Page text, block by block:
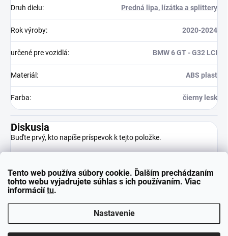
Tento web používa súbory cookie. Ďalším prechádzaním
tohto webu vyjadrujete súhlas s ich používaním. Viac
informáciítu.
Nastavenie
Druh dielu: Predná lipa, lízátka a splittery
Rok výroby: 2020-2024
určené pre vozidlá: BMW 6 GT - G32 LCI
Materiál : ABS plast
Farba: čierny lesk
Diskusia
Buďte prvý, kto napíše príspevok k tejto položke.
Pridať komentár